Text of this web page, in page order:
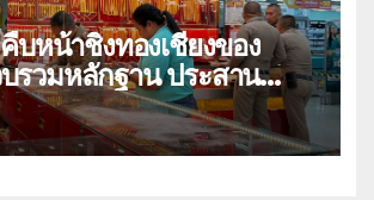
รวมหลักฐาน ประสาน
ติดตามจับกุม